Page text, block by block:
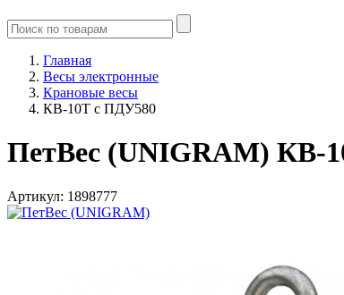
Главная
Весы электронные
Крановые весы
КВ-10Т с ПДУ580
ПетВес (UNIGRAM) КВ-
Артикул: 1898777